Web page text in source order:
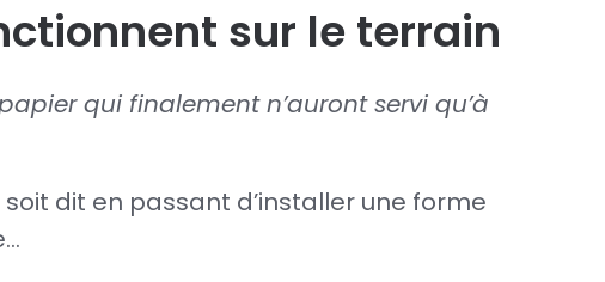
sur le terrain
qui finalement n’auront servi qu’à
dit en passant d’installer une forme